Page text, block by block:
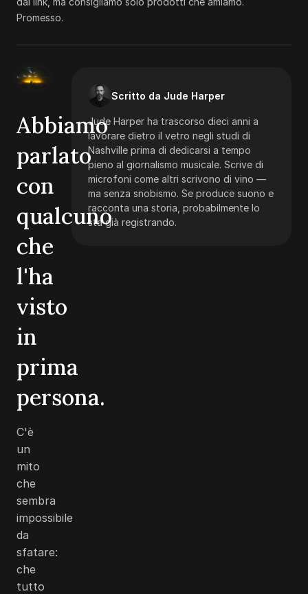
Promesso.
Scritto da Jude Harper
Jude Harper ha trascorso dieci anni a
lavorare dietro il vetro negli studi di
Nashville prima di dedicarsi a tempo
pieno al giornalismo musicale. Scrive di
microfoni come altri scrivono di vino —
ma senza snobismo. Se produce suono e
racconta una storia, probabilmente lo
sta già registrando.
Abbiamo
parlato
con
qualcuno
che
l'ha
visto
in
prima
persona.
C'è
un
mito
che
sembra
impossibile
da
sfatare:
che
tutto